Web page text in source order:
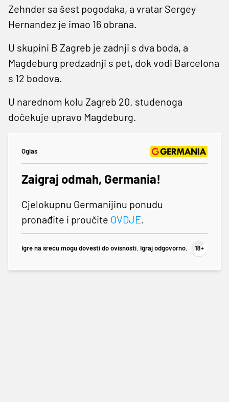
Zehnder sa šest pogodaka, a vratar Sergey
Hernandez je imao 16 obrana.
U skupini B Zagreb je zadnji s dva boda, a
Magdeburg predzadnji s pet, dok vodi Barcelona
s 12 bodova.
U narednom kolu Zagreb 20. studenoga
dočekuje upravo Magdeburg.
Oglas
Zaigraj odmah, Germania!
Cjelokupnu Germanijinu ponudu
pronađite i proučite OVDJE.
Igre na sreću mogu dovesti do ovisnosti. Igraj odgovorno.